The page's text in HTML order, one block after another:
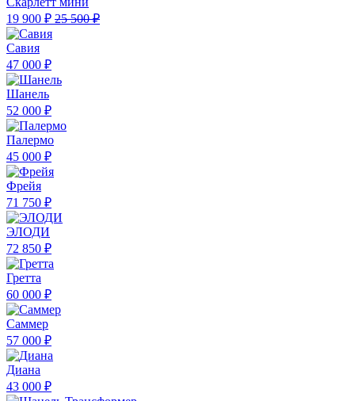
19 900 ₽ 25 500 ₽
Савия
47 000 ₽
Шанель
52 000 ₽
Палермо
45 000 ₽
Фрейя
71 750 ₽
ЭЛОДИ
72 850 ₽
Гретта
60 000 ₽
Саммер
57 000 ₽
Диана
43 000 ₽